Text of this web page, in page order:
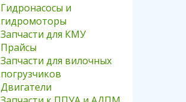
Гидронасосы и
гидромоторы
Запчасти для КМУ
Прайсы
Запчасти для вилочных
погрузчиков
Двигатели